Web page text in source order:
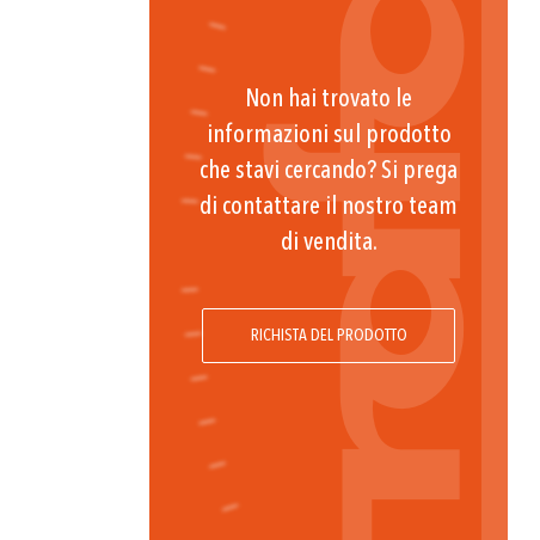
Non hai trovato le
informazioni sul prodotto
che stavi cercando? Si prega
di contattare il nostro team
di vendita.
RICHISTA DEL PRODOTTO